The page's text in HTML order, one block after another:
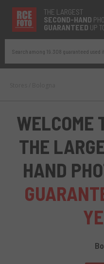
THE LARGEST
SECOND-HAND
GUARANTEED UP
Search among 19.308 guaranteed used
WELCOME
THE
HAND